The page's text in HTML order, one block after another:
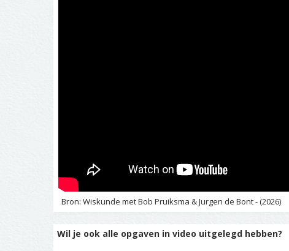
Bron: Wiskunde met Bob Pruiksma & Jurgen de Bont - (2026)
Wil je ook alle opgaven in video uitgelegd hebben?